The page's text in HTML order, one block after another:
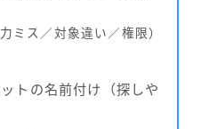
ミス／対象違い／権限）
トの名前付け（探しや